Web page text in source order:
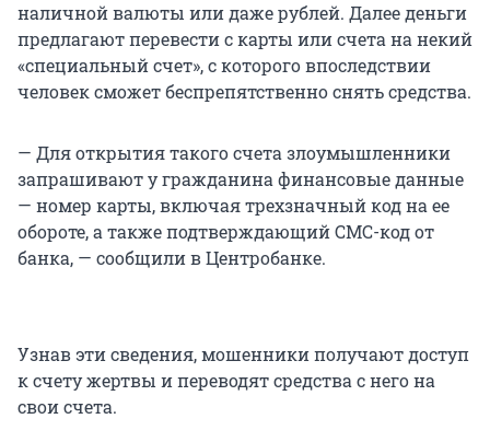
наличной валюты или даже рублей. Далее деньги
предлагают перевести с карты или счета на некий
«специальный счет», с которого впоследствии
человек сможет беспрепятственно снять средства.
— Для открытия такого счета злоумышленники
запрашивают у гражданина финансовые данные
— номер карты, включая трехзначный код на ее
обороте, а также подтверждающий СМС-код от
банка, — сообщили в Центробанке.
Узнав эти сведения, мошенники получают доступ
к счету жертвы и переводят средства с него на
свои счета.